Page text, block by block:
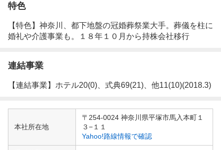
特色
【特色】神奈川、都下地盤の冠婚葬祭業大手。葬儀を柱に
婚礼や介護事業も。１８年１０月から持株会社移行
連結事業
【連結事業】ホテル20(0)、式典69(21)、他11(10)(2018.3)
企
情本社所在地
〒254-0024 神奈川県平塚市馬入本町１
３−１１
Yahoo!路線情報で確認